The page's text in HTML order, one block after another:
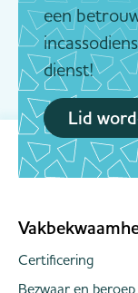
een
dienst!
Lid
Certificering
Bezwaar en beroep